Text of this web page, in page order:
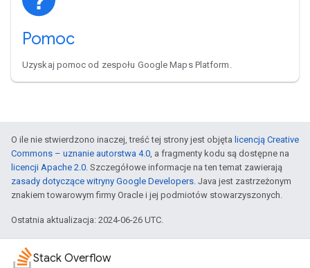
Pomoc
Uzyskaj pomoc od zespołu Google Maps Platform.
O ile nie stwierdzono inaczej, treść tej strony jest objęta licencją Creative
Commons – uznanie autorstwa 4.0 , a fragmenty kodu są dostępne na
licencji Apache 2.0 . Szczegółowe informacje na ten temat zawierają
zasady dotyczące witryny Google Developers . Java jest zastrzeżonym
znakiem towarowym firmy Oracle i jej podmiotów stowarzyszonych.
Ostatnia aktualizacja: 2024-06-26 UTC.
Stack Overflow